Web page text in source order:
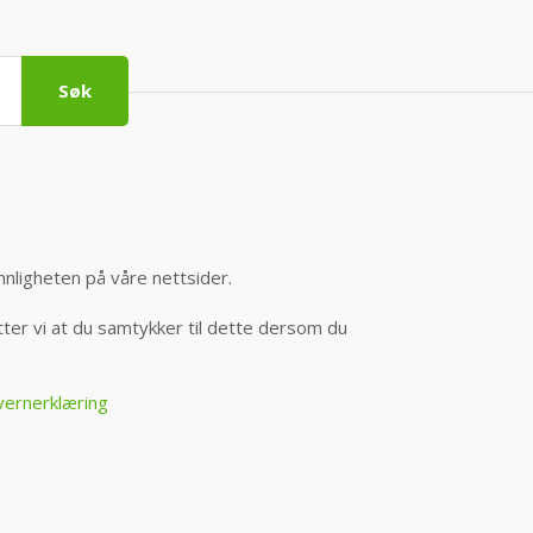
Søk
på våre nettsider.
vi at du samtykker til dette dersom du